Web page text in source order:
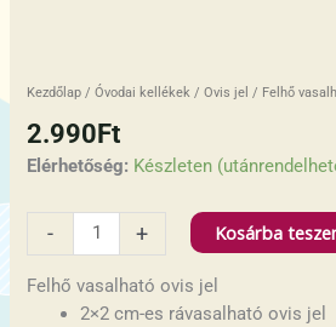
Kezdőlap /Óvodai kellékek /Ovis jel / Felhő
2.990Ft
Elérhetőség: Készleten
- + Kosárba
Felhő vasalható ovis jel
2×2 cm-es rávasalható ovis jel